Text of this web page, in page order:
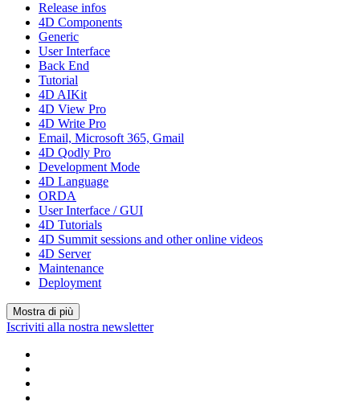
Release infos
4D Components
Generic
User Interface
Back End
Tutorial
4D AIKit
4D View Pro
4D Write Pro
Email, Microsoft 365, Gmail
4D Qodly Pro
Development Mode
4D Language
ORDA
User Interface / GUI
4D Tutorials
4D Summit sessions and other online videos
4D Server
Maintenance
Deployment
Mostra di più
Iscriviti alla nostra newsletter